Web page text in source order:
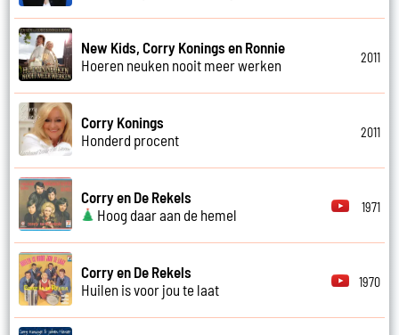
New Kids, Corry Konings en Ronnie
Hoeren neuken nooit meer werken
2011
Corry Konings
Honderd procent
2011
Corry en De Rekels
Hoog daar aan de hemel
1971
Corry en De Rekels
Huilen is voor jou te laat
1970